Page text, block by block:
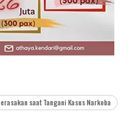
saat Tangani Kasus Narkoba